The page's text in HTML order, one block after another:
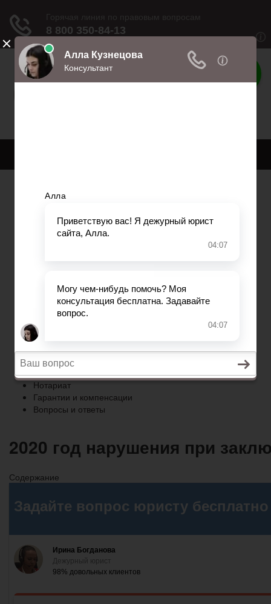
Права
Право собственности
Регистрация автомобиля
Гарантии и компенсации
Вопросы и ответы
Главная
Право собственности
Регистрация автомобиля
Нотариат
Гарантии и компенсации
Вопросы и ответы
2020 год нарушения при
Содержание